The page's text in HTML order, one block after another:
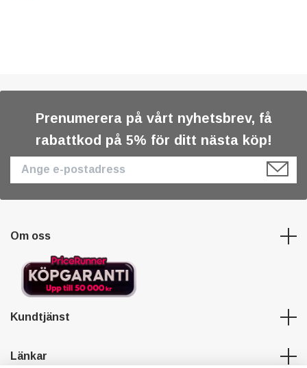
Prenumerera på vårt nyhetsbrev, få
rabattkod på 5% för ditt nästa köp!
Om oss
Kundtjänst
Länkar